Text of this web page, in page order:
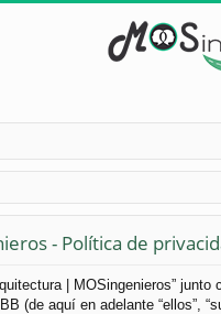
- Política de
| MOSingenieros”
(de aquí en adelante “ellos”,